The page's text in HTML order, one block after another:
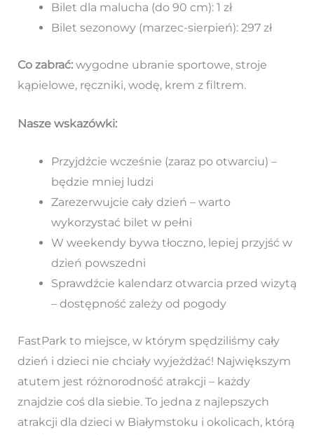
Bilet dla malucha (do 90 cm): 1 zł
Bilet sezonowy (marzec-sierpień): 297 zł
Co zabrać:wygodne ubranie sportowe, stroje
kąpielowe, ręczniki, wodę, krem z filtrem.
Nasze wskazówki:
Przyjdźcie wcześnie (zaraz po otwarciu) –
będzie mniej ludzi
Zarezerwujcie cały dzień – warto
wykorzystać bilet w pełni
W weekendy bywa tłoczno, lepiej przyjść w
dzień powszedni
Sprawdźcie kalendarz otwarcia przed wizytą
– dostępność zależy od pogody
FastPark to miejsce, w którym spędziliśmy cały
dzień i dzieci nie chciały wyjeżdżać! Największym
atutem jest różnorodność atrakcji – każdy
znajdzie coś dla siebie. To jedna z najlepszych
atrakcji dla dzieci w Białymstoku i okolicach, którą